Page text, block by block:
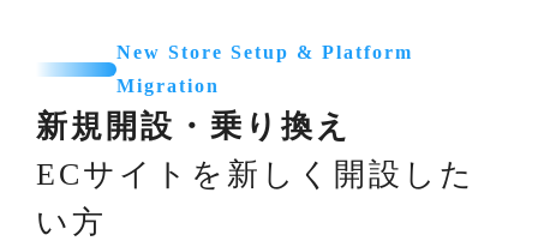
New Store Setup & Platform
Migration
新規開設・乗り換え
ECサイトを新しく開設した
い方